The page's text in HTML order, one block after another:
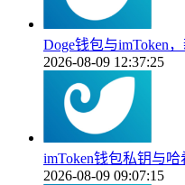
Doge钱包与imToken
2026-08-09 12:37:25
imToken钱包私钥与
2026-08-09 09:07:15